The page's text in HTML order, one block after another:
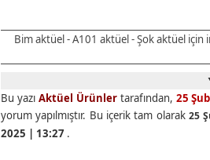
Bim aktüel - A101 aktüel - Şok aktüel için
Bu yazı Aktüel Ürünlertarafından, 25
yorum yapılmıştır. Bu içerik tam olarak25
2025 | 13:27 .